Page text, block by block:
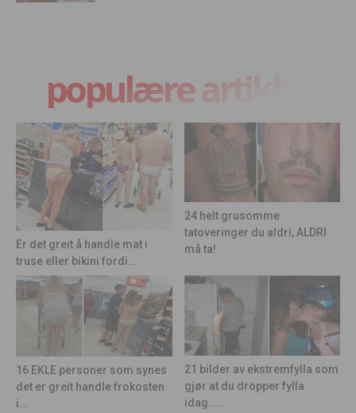
populære artikler
Er det greit å handle mat i
truse eller bikini fordi...
24 helt grusomme
tatoveringer du aldri, ALDRI
må ta!
16 EKLE personer som synes
det er greit handle frokosten
i...
21 bilder av ekstremfylla som
gjør at du dropper fylla
idag.....